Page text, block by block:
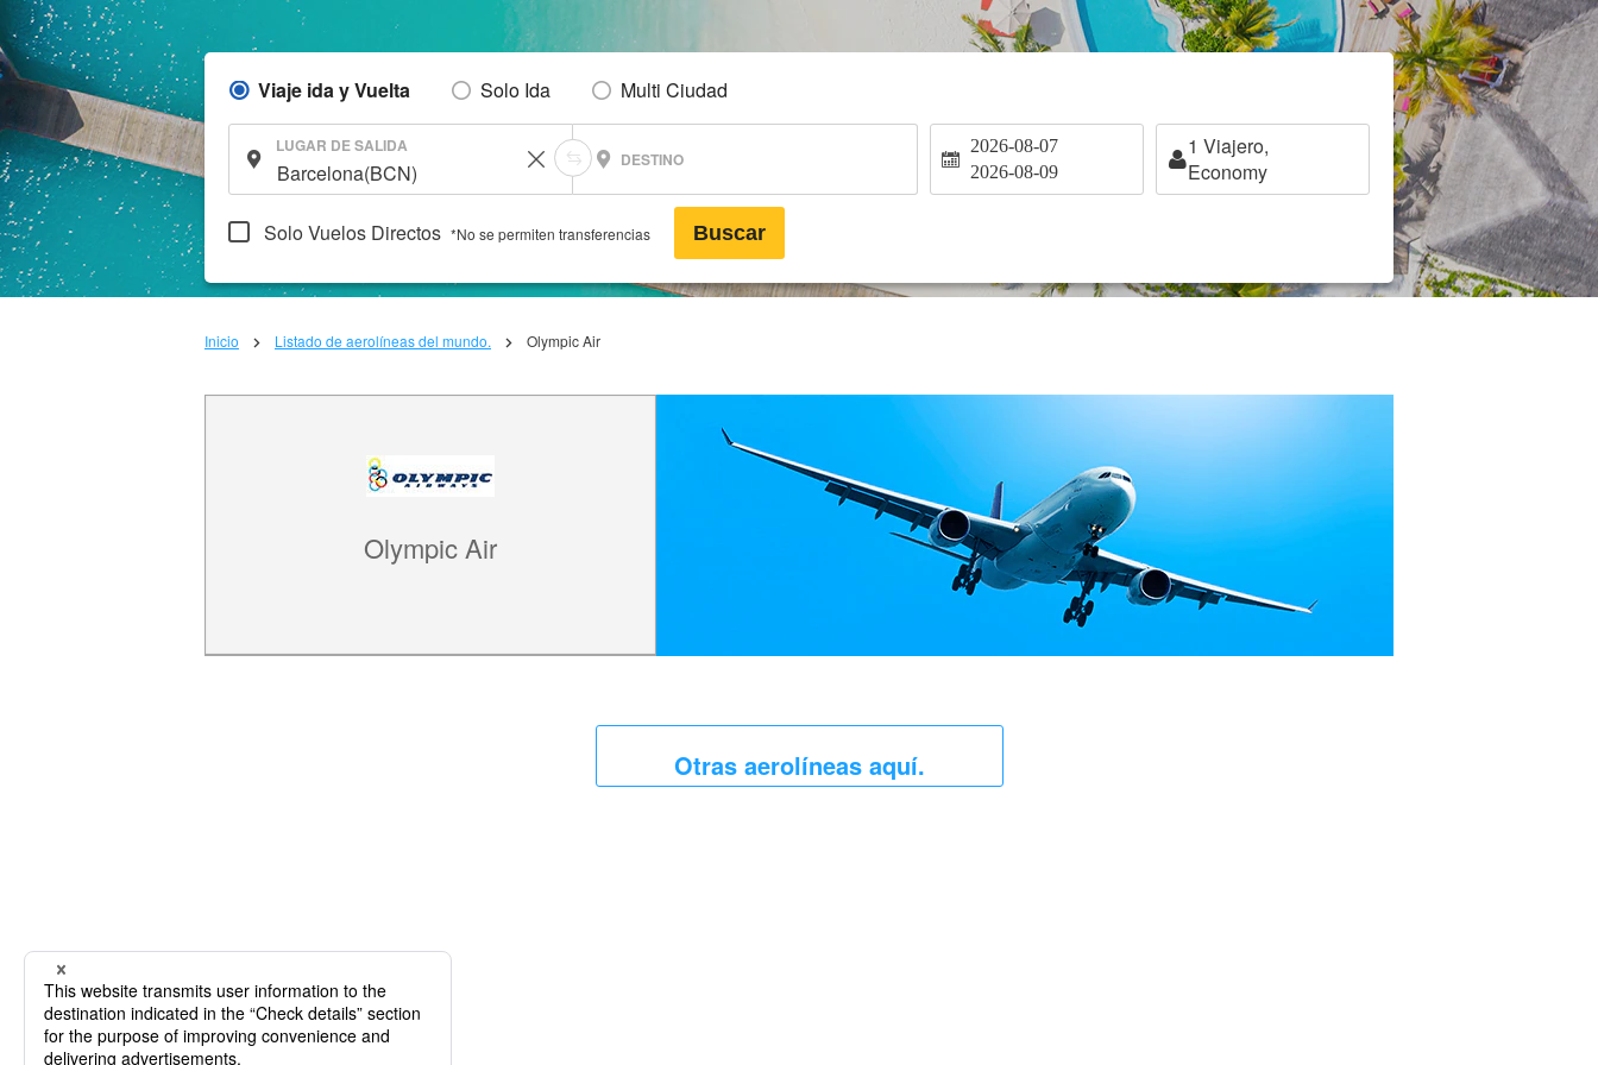
Viaje ida y Vuelta Solo Ida Multi Ciudad
LUGAR DE SALIDA
DESTINO
2026-08-07
2026-08-09
1 Viajero,
Economy
Solo Vuelos Directos *No se permiten transferencias Buscar
Inicio Listado de aerolíneas del mundo. Olympic Air
Olympic Air
Otras aerolíneas aquí.